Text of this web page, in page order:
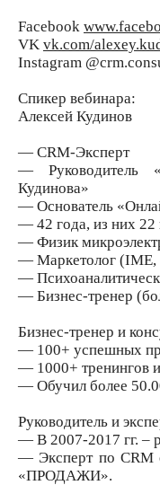
Facebook
VK vk.com/
Instagram
Спикер вебинара:
Алексей Кудинов
— CRM-Эксперт
— Руководитель
Кудинова»
— Основатель
— 42 года, из них 22
— Физик
— Маркетолог (IME,
—
— Бизнес-тренер
Бизнес-тренер и
— 100+ успешных
— 1000+ тренингов
— Обучил более
Руководитель и
— В 2007-2017 гг. –
— Эксперт по CRM
«ПРОДАЖИ».